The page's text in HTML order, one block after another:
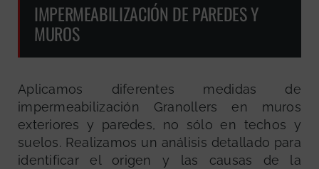
IMPERMEABILIZACIÓN DE PAREDES Y
MUROS
Aplicamos diferentes medidas de
impermeabilización Granollers en muros
exteriores y paredes, no sólo en techos y
suelos. Realizamos un análisis detallado para
identificar el origen y las causas de la